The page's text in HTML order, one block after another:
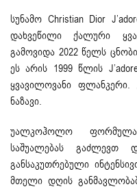
სუნამო Christian Dior
დახვეწილი ქალური
გამოვიდა 2022 წელს
ეს არის 1999 წლის
ყვავილოვანი
ნაზავი.
უალკოჰოლო ფორმულა,
საშუალებას გაძლევთ
განსაკუთრებული
მთელი დღის